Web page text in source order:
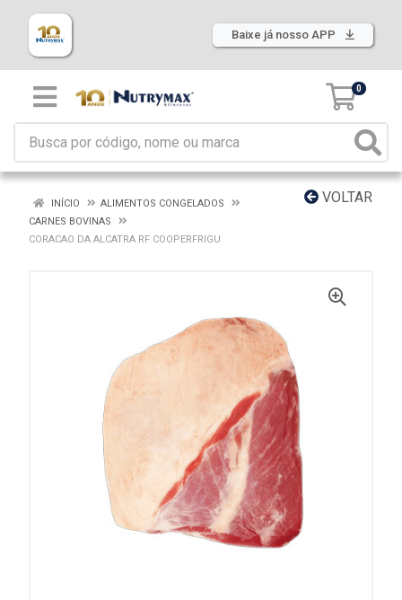
Baixe já nosso APP
0
VOLTAR
INÍCIO
ALIMENTOS CONGELADOS
CARNES BOVINAS
CORACAO DA ALCATRA RF COOPERFRIGU